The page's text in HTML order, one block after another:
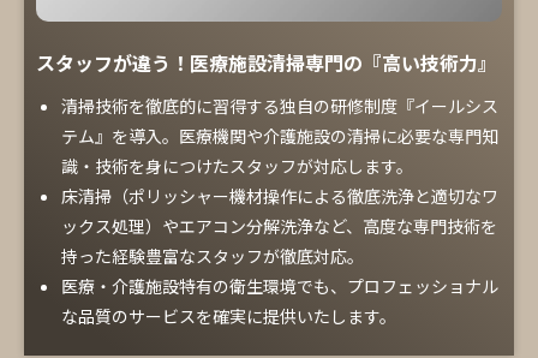
スタッフが違う！医療施設清掃専門の『高い技術力』
清掃技術を徹底的に習得する独自の研修制度『イールシス
テム』を導入。医療機関や介護施設の清掃に必要な専門知
識・技術を身につけたスタッフが対応します。
床清掃（ポリッシャー機材操作による徹底洗浄と適切なワ
ックス処理）やエアコン分解洗浄など、高度な専門技術を
持った経験豊富なスタッフが徹底対応。
医療・介護施設特有の衛生環境でも、プロフェッショナル
な品質のサービスを確実に提供いたします。